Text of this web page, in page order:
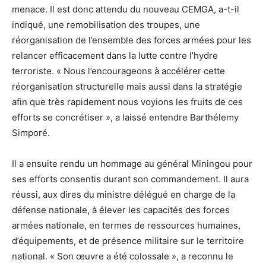
menace. Il est donc attendu du nouveau CEMGA, a-t-il
indiqué, une remobilisation des troupes, une
réorganisation de l’ensemble des forces armées pour les
relancer efficacement dans la lutte contre l’hydre
terroriste. « Nous l’encourageons à accélérer cette
réorganisation structurelle mais aussi dans la stratégie
afin que très rapidement nous voyions les fruits de ces
efforts se concrétiser », a laissé entendre Barthélemy
Simporé.
Il a ensuite rendu un hommage au général Miningou pour
ses efforts consentis durant son commandement. Il aura
réussi, aux dires du ministre délégué en charge de la
défense nationale, à élever les capacités des forces
armées nationale, en termes de ressources humaines,
d’équipements, et de présence militaire sur le territoire
national. « Son œuvre a été colossale », a reconnu le